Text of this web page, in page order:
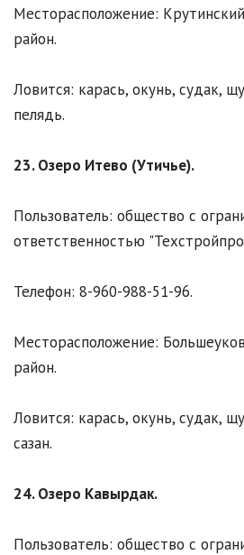
Месторасположение:
район.
Ловится: карась, окунь, судак,
пелядь.
23. Озеро Итево (Утичье).
Пользователь: общество с
ответственностью
Телефон: 8-960-988-51-96.
Месторасположение:
район.
Ловится: карась, окунь, судак,
сазан.
24. Озеро Кавырдак.
Пользователь: общество с